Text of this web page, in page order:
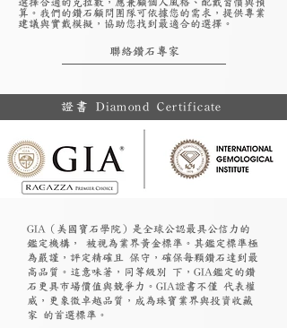
算。我們的鑽石顧問團隊可依據您的需求，提供專業
建議與實戴模擬，協助您找到最適合的選擇。
聯絡鑽石專家
證書 Diamond Certificate
GIA（美國寶石學院）是全球公認最具公信力的
鑑定機構， 被視為業界黃金標準。其鑑定標準極
為嚴謹，評定精確且 保守，確保每顆鑽石達到最
高品質。這意味著，同等級別 下，GIA鑑定的鑽
石更具市場價值與競爭力。GIA證書不僅 代表權
威，更象徵卓越品質，成為珠寶業界與投資收藏
家 的首選標準。